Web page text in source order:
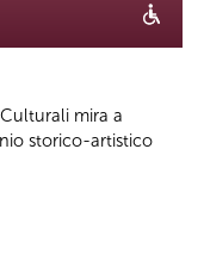
mira a
storico-artistico